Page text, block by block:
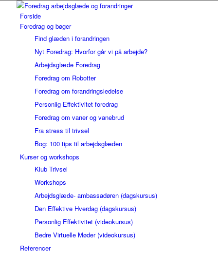
Forside
Foredrag og bøger
Find glæden i forandringen
Nyt Foredrag: Hvorfor går vi på arbejde?
Arbejdsglæde Foredrag
Foredrag om Robotter
Foredrag om forandringsledelse
Personlig Effektivitet foredrag
Foredrag om vaner og vanebrud
Fra stress til trivsel
Bog: 100 tips til arbejdsglæden
Kurser og workshops
Klub Trivsel
Workshops
Arbejdsglæde- ambassadøren (dagskursus)
Den Effektive Hverdag (dagskursus)
Personlig Effektivitet (videokursus)
Bedre Virtuelle Møder (videokursus)
Referencer